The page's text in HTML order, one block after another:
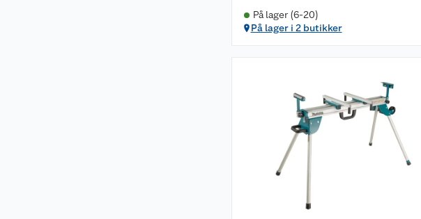
På lager (6-20)
På lager i 2 butikker